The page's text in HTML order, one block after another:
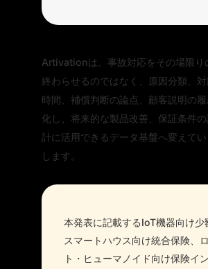
Artivationは、事故対応をその場限り
終わらせるのではなく、原因分類、
時間、補償判断の論点、顧客説明の
化し、将来的な製品改善、保証条件
計に活用できるデータ基盤へ変えて
します。
本発表に記載するIoT機器向け少
スマートハウス向け統合保険、
ト・ヒューマノイド向け保険イ